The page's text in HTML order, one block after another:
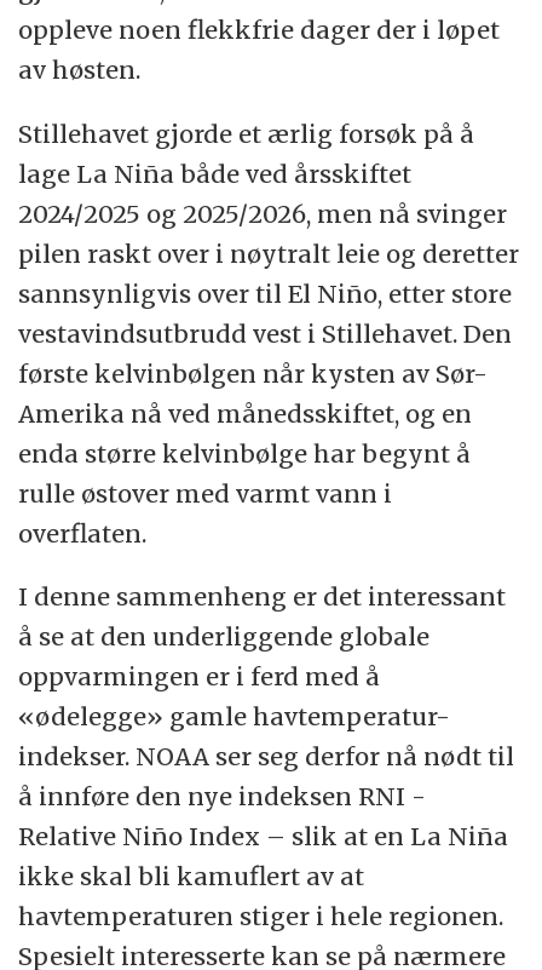
oppleve noen flekkfrie dager der i løpet
av høsten.
Stillehavet gjorde et ærlig forsøk på å
lage La Niña både ved årsskiftet
2024/2025 og 2025/2026, men nå svinger
pilen raskt over i nøytralt leie og deretter
sannsynligvis over til El Niño, etter store
vestavindsutbrudd vest i Stillehavet. Den
første kelvinbølgen når kysten av Sør-
Amerika nå ved månedsskiftet, og en
enda større kelvinbølge har begynt å
rulle østover med varmt vann i
overflaten.
I denne sammenheng er det interessant
å se at den underliggende globale
oppvarmingen er i ferd med å
«ødelegge» gamle havtemperatur-
indekser. NOAA ser seg derfor nå nødt til
å innføre den nye indeksen RNI -
Relative Niño Index – slik at en La Niña
ikke skal bli kamuflert av at
havtemperaturen stiger i hele regionen.
Spesielt interesserte kan se på nærmere